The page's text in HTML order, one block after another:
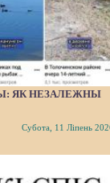
ЯК НЕЗАЛЕЖНЫ
Субота, 11 Ліпень